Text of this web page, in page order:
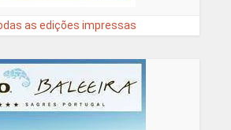
as edições impressas